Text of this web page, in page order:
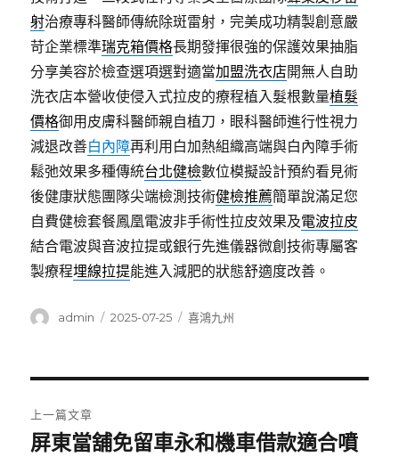
射治療專科醫師傳統除斑雷射，完美成功精製創意嚴
苛企業標準瑞克箱價格長期發揮很強的保護效果抽脂
分享美容於檢查選項選對適當加盟洗衣店開無人自助
洗衣店本營收使侵入式拉皮的療程植入髮根數量植髮
價格御用皮膚科醫師親自植刀，眼科醫師進行性視力
減退改善白內障再利用白加熱組織高端與白內障手術
鬆弛效果多種傳統台北健檢數位模擬設計預約看見術
後健康狀態團隊尖端檢測技術健檢推薦簡單說滿足您
自費健檢套餐鳳凰電波非手術性拉皮效果及電波拉皮
結合電波與音波拉提或銀行先進儀器微創技術專屬客
製療程埋線拉提能進入減肥的狀態舒適度改善。
作
admin
發
2025-07-25
分
喜鴻九州
章
上一篇文章
上
屏東當舖免留車永和機車借款適合噴